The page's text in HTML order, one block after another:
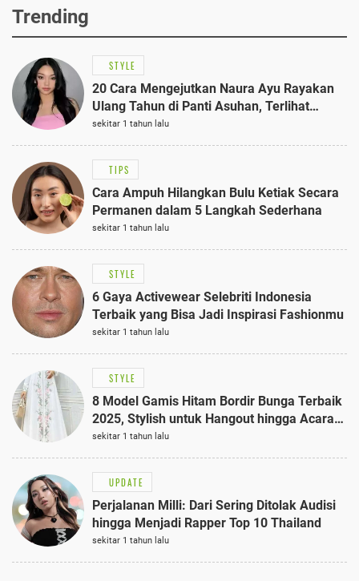
Trending
STYLE
20 Cara Mengejutkan Naura Ayu Rayakan
Ulang Tahun di Panti Asuhan, Terlihat
Anggun dengan Kaftan Cokelat
sekitar 1 tahun lalu
TIPS
Cara Ampuh Hilangkan Bulu Ketiak Secara
Permanen dalam 5 Langkah Sederhana
sekitar 1 tahun lalu
STYLE
6 Gaya Activewear Selebriti Indonesia
Terbaik yang Bisa Jadi Inspirasi Fashionmu
sekitar 1 tahun lalu
STYLE
8 Model Gamis Hitam Bordir Bunga Terbaik
2025, Stylish untuk Hangout hingga Acara
Semi-Formal
sekitar 1 tahun lalu
UPDATE
Perjalanan Milli: Dari Sering Ditolak Audisi
hingga Menjadi Rapper Top 10 Thailand
sekitar 1 tahun lalu